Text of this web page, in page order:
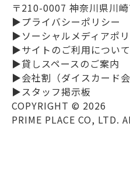
〒210-0007 神奈川県川
▶プライバシーポリシー
▶ソーシャルメディアポ
▶サイトのご利用について
▶貸しスペースのご案内
▶会社割（ダイスカード
▶スタッフ掲示板
COPYRIGHT © 2026
PRIME PLACE CO, LTD.